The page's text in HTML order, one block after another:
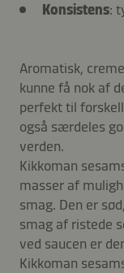
Konsistens:
Aromatisk,
kunne få nok af
perfekt til
også særdeles
verden.
Kikkoman
masser af
smag. Den er
smag af ristede
ved saucen er
Kikkoman